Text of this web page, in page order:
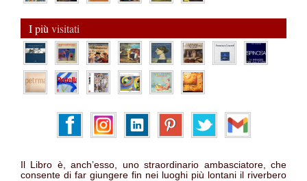
I più visitati
Il Libro è, anch’esso, uno straordinario ambasciatore, che
consente di far giungere fin nei luoghi più lontani il riverbero